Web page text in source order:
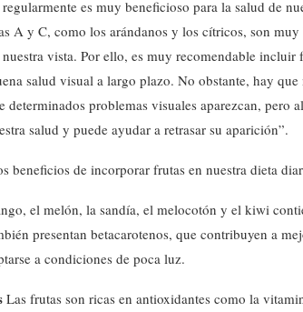
es muy beneficioso para la salud de
A y C, como los arándanos y los cítricos, son
vista. Por ello, es muy recomendable incluir
salud visual a largo plazo. No obstante, hay
problemas visuales aparezcan, pero
salud y puede ayudar a retrasar su aparición”.
beneficios de incorporar frutas en nuestra dieta
el melón, la sandía, el melocotón y el kiwi
presentan betacarotenos, que contribuyen a
a condiciones de poca luz.
Las frutas son ricas en antioxidantes como la